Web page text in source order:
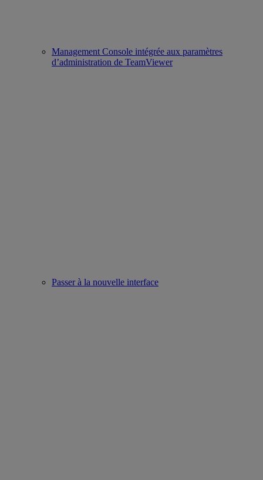
Management Console intégrée aux paramètres
d’administration de TeamViewer
Passer à la nouvelle interface